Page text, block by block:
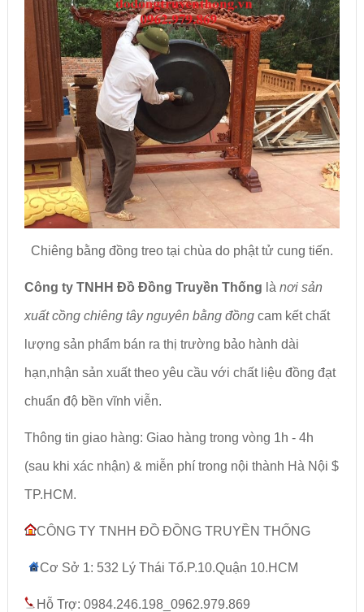
Chiêng bằng đồng treo tại chùa do phật tử cung tiến.
Công ty TNHH Đồ Đồng Truyền Thống là nơi sản
xuất cồng chiêng tây nguyên bằng đồng cam kết chất
lượng sản phẩm bán ra thị trường bảo hành dài
hạn,nhận sản xuất theo yêu cầu với chất liệu đồng đạt
chuẩn độ bền vĩnh viễn.
Thông tin giao hàng: Giao hàng trong vòng 1h - 4h
(sau khi xác nhận) & miễn phí trong nội thành Hà Nội $
TP.HCM.
CÔNG TY TNHH ĐỒ ĐỒNG TRUYỀN THỐNG
Cơ Sở 1: 532 Lý Thái Tổ.P.10.Quận 10.HCM
Hỗ Trợ: 0984.246.198_0962.979.869